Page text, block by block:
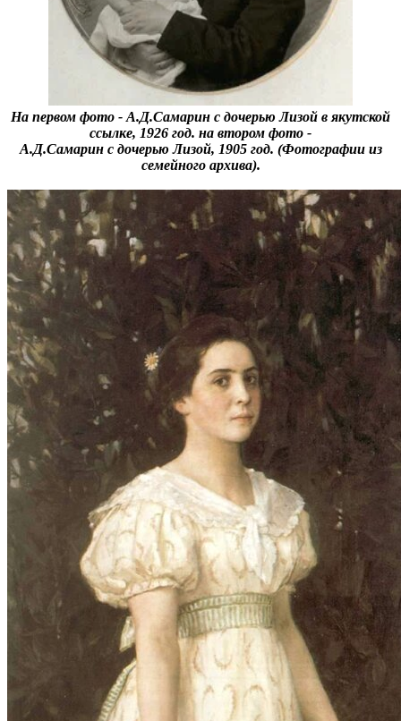
На первом фото - А.Д.Самарин с дочерью Лизой в якутской
ссылке, 1926 год. на втором фото -
А.Д.Самарин с дочерью Лизой, 1905 год. (Фотографии из
семейного архива).